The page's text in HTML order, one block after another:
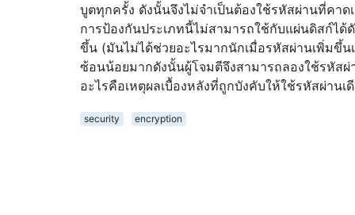
บูตทุกครั้ง ดังนั้นจึงไม่จำเป็นต้องใช้รหัสผ่านที่คา
การป้องกันประเภทนี้ไม่สามารถใช้กับแผ่นดิสก์ไ
ขึ้น (มันไม่ได้ช่วยอะไรมากนักเมื่อรหัสผ่านเพิ่มขึ้
ซ้อนน้อยมากดังนั้นผู้โจมตีจึงสามารถลองใช้รหัส
อะไรคือเหตุผลเบื้องหลังที่ถูกบังคับให้ใช้รหัสผ่าน
security encryption